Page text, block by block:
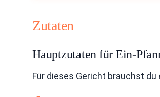
Zutaten
Hauptzutaten für Ein-
Für dieses Gericht brauchst